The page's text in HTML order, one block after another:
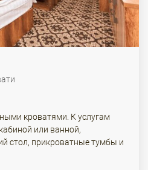
кроватями. К услугам
или ванной,
стол, прикроватные тумбы и